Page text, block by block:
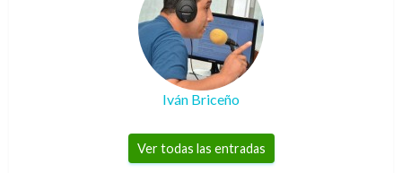
Iván Briceño
Ver todas las entradas